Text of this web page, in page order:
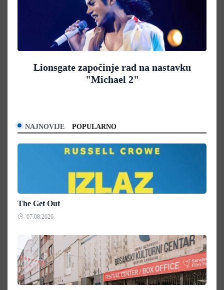
Lionsgate započinje rad na nastavku
"Michael 2"
NAJNOVIJE POPULARNO
The Get Out
07.08.2026.